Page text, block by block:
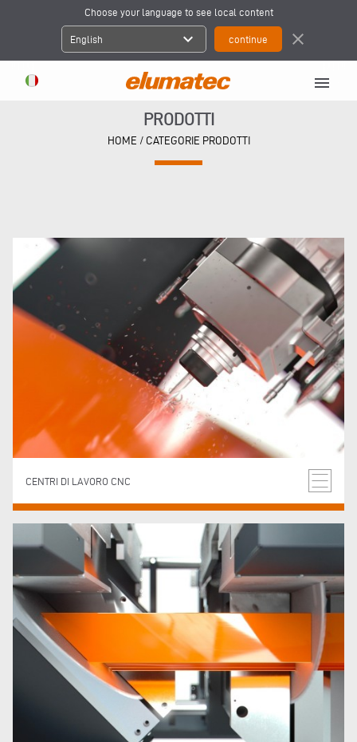
Choose your language to see local content
English expand_more close
menu
PRODOTTI
HOME / CATEGORIE PRODOTTI
CENTRI DI LAVORO CNC